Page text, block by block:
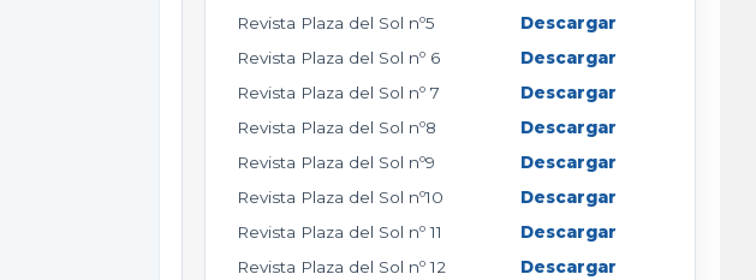
Revista Plaza del Sol nº5
Descargar
Revista Plaza del Sol nº 6
Descargar
Revista Plaza del Sol nº 7
Descargar
Revista Plaza del Sol nº8
Descargar
Revista Plaza del Sol nº9
Descargar
Revista Plaza del Sol nº10
Descargar
Revista Plaza del Sol nº 11
Descargar
Revista Plaza del Sol nº 12
Descargar